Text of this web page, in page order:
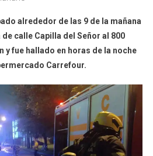
alrededor de las 9 de la mañana
calle Capilla del Señor al 800
y fue hallado en horas de la noche
Carrefour.